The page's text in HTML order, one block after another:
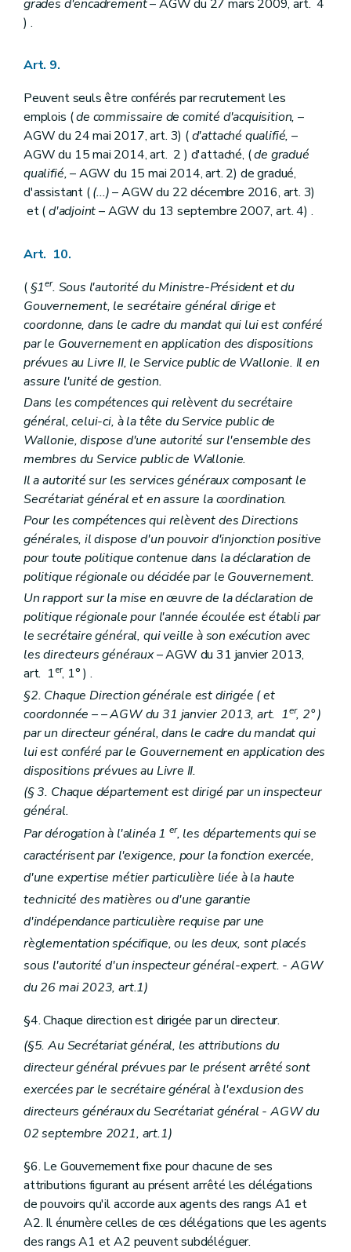
Art. 263
Art. 269
Art. 270
Art. 271
Art. 272
Chapitre VI De l'allocation de fin d'année
Art. 273
Art. 274
Art. 275
Art. 276
Art. 281
Art. 282
Chapitre VII
(...
– AGW du 18 octobre 2012, art. 24 )
Art. 283
Art. 284
Art. 285
Chapitre VIII De l'allocation de départ
Art. 286
Titre XVI Des autres dispositions applicables aux stagiaires
Art. 287
Art. 288
Art. 288 bis
TitreXVII
Du personnel scientifique
Chapitre Ier
Dispositions générales
Art.289
290
Art.291
Art.292
Art.293
Art.294
ChapitreII
De la sélection, du recrutement et de la carrière
Section1re
De la sélection
Art.295
Section2
Du recrutement
Art.
296
Section3
Du stage et de la nomination définitive
Art.
Art.298
Art. 299
ChapitreIII
De la carrière
Section1re
De la promotion au grade de chargé de recherche
Art.300
Section2
De la promotion au grade de maître de recherche
Art.301
Section3
De la promotion au grade de directeur scientifique ou de conseiller scientifique
Section 4
De la mutation, de la mutation temporaire, de la réaffectation, de la mobilité interne ou externe
Art.303
ChapitreIV
Du congé pour une mission de recherche scientifique.
Art.
304
Titre XVIII Dispositions diverses, abrogatoires, transitoires et finales
Chapitre premier Dispositions diverses
Art. 305
Art. 306
Chapitre II Dispositions abrogatoires
Art. 307
Chapitre III
Dispositions transitoires
Section première
Art. 309
Art. 310
Art. 311
Art. 312
Section II Des épreuves de recrutement et de carrière
Art. 313
Art.313ter
Art. 315
Art. 316
Art. 317
Art. 318
Art. 319
Art. 319bis
grades d'encadrement– AGW du 27 mars 2009, art. 4
) .
Art. 9.
Peuvent seuls être conférés par recrutement les
emplois (de commissaire de comité d'acquisition, –
AGW du 24 mai 2017, art. 3) (d'attaché qualifié, –
AGW du 15 mai 2014, art. 2 ) d'attaché, (de gradué
qualifié,– AGW du 15 mai 2014, art. 2) de gradué,
d'assistant ((...)– AGW du 22 décembre 2016, art. 3)
et (d'adjoint– AGW du 13 septembre 2007, art. 4) .
Art. 10.
( §1er. Sous l'autorité du Ministre-Président et du
Gouvernement, le secrétaire général dirige et
coordonne, dans le cadre du mandat qui lui est conféré
par le Gouvernement en application des dispositions
prévues au Livre II, le Service public de Wallonie. Il en
assure l'unité de gestion.
Dans les compétences qui relèvent du secrétaire
général, celui-ci, à la tête du Service public de
Wallonie, dispose d'une autorité sur l'ensemble des
membres du Service public de Wallonie.
Il a autorité sur les services généraux composant le
Secrétariat général et en assure la coordination.
Pour les compétences qui relèvent des Directions
générales, il dispose d'un pouvoir d'injonction positive
pour toute politique contenue dans la déclaration de
politique régionale ou décidée par le Gouvernement.
Un rapport sur la mise en œuvre de la déclaration de
politique régionale pour l'année écoulée est établi par
le secrétaire général, qui veille à son exécution avec
les directeurs généraux– AGW du 31 janvier 2013,
art. 1er, 1° ) .
§2. Chaque Direction générale est dirigée (et
coordonnée – – AGW du 31 janvier 2013, art. 1er, 2° )
par un directeur général, dans le cadre du mandat qui
lui est conféré par le Gouvernement en application des
dispositions prévues au Livre II.
(§ 3. Chaque département est dirigé par un inspecteur
général.
Par dérogation à l'alinéa 1 er, les départements qui se
caractérisent par l'exigence, pour la fonction exercée,
d'une expertise métier particulière liée à la haute
technicité des matières ou d'une garantie
d'indépendance particulière requise par une
règlementation spécifique, ou les deux, sont placés
sous l'autorité d'un inspecteur général-expert. - AGW
du 26 mai 2023, art.1)
§4. Chaque direction est dirigée par un directeur.
(§5. Au Secrétariat général, les attributions du
directeur général prévues par le présent arrêté sont
exercées par le secrétaire général à l'exclusion des
directeurs généraux du Secrétariat général - AGW du
02 septembre 2021, art.1)
§6. Le Gouvernement fixe pour chacune de ses
attributions figurant au présent arrêté les délégations
de pouvoirs qu'il accorde aux agents des rangs A1 et
A2. Il énumère celles de ces délégations que les agents
des rangs A1 et A2 peuvent subdéléguer.